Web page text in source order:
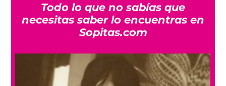
Todo lo que no sabías que
necesitas saber lo encuentras en
Sopitas.com